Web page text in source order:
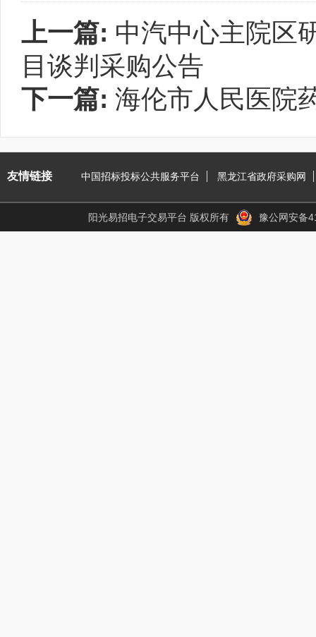
上一篇: 中汽中心主院区
目谈判采购公告
下一篇: 海伦市人民医院
友情链接 中国招标投标公共服务平台 黑龙江省政府采购网
阳光易招电子交易平台 版权所有 豫公网安备